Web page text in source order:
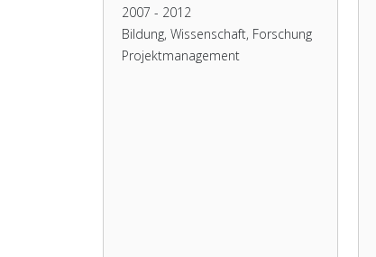
2007 - 2012
Bildung, Wissenschaft, Forschung
Projektmanagement